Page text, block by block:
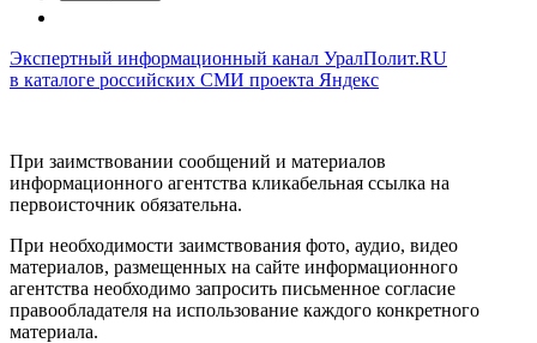
Экспертный информационный канал УралПолит.RU
в каталоге российских СМИ проекта Яндекс
При заимствовании сообщений и материалов
информационного агентства кликабельная ссылка на
первоисточник обязательна.
При необходимости заимствования фото, аудио, видео
материалов, размещенных на сайте информационного
агентства необходимо запросить письменное согласие
правообладателя на использование каждого конкретного
материала.